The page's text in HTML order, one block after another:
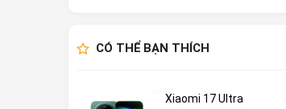
CÓ THỂ BẠN THÍCH
Xiaomi 17 Ultra